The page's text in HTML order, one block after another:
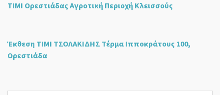
ΤΙΜΙ Ορεστιάδας Αγροτική Περιοχή Κλεισσούς
Έκθεση ΤΙΜΙ ΤΣΟΛΑΚΙΔΗΣ Τέρμα Ιπποκράτους 100,
Ορεστιάδα